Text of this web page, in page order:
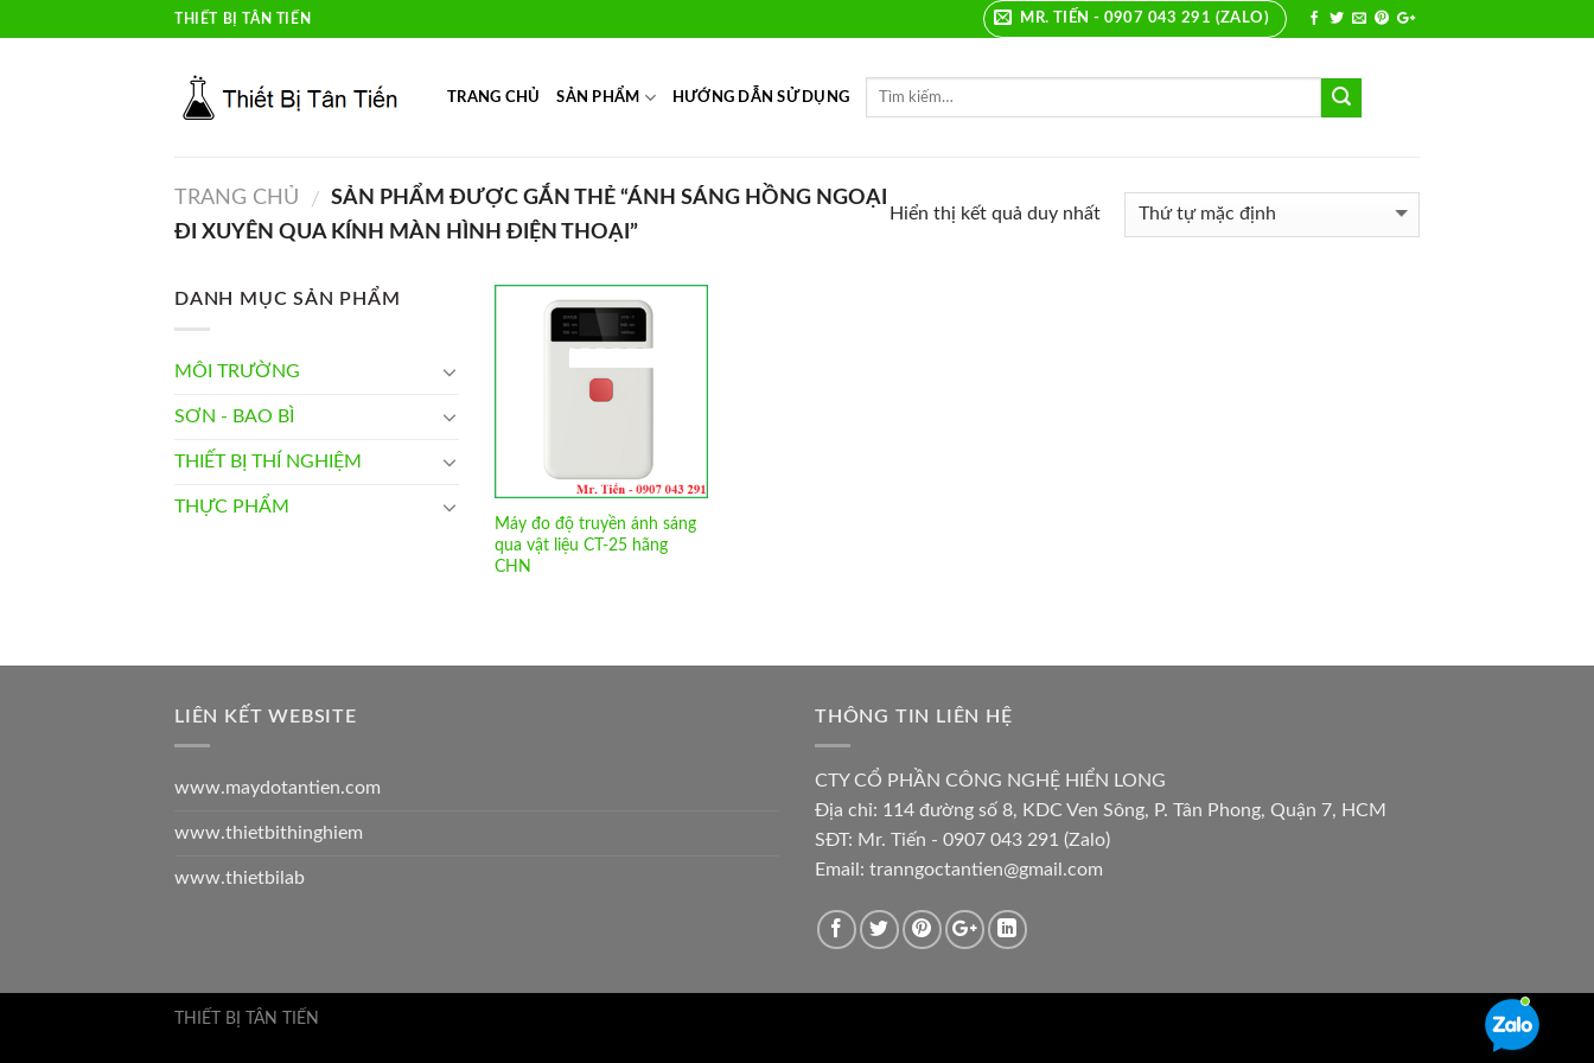
to
THIẾT BỊ TÂN TIẾN MR. TIẾN - 0907 043 291 (ZALO)
TRANG CHỦ SẢN PHẨM HƯỚNG DẪN SỬ DỤNG
TRANG CHỦ / SẢN PHẨM ĐƯỢC GẮN THẺ “ÁNH SÁNG HỒNG NGOẠI
ĐI XUYÊN QUA KÍNH MÀN HÌNH ĐIỆN THOẠI”
Hiển thị kết quả duy nhất
DANH MỤC SẢN PHẨM
MÔI TRƯỜNG
SƠN - BAO BÌ
THIẾT BỊ THÍ NGHIỆM
THỰC PHẨM
Add to
Wishlist
Máy đo độ truyền ánh sáng
qua vật liệu CT-25 hãng
CHN
LIÊN KẾT WEBSITE
www.maydotantien.com
www.thietbithinghiem
www.thietbilab
THÔNG TIN LIÊN HỆ
CTY CỔ PHẦN CÔNG NGHỆ HIỂN LONG
Địa chỉ: 114 đường số 8, KDC Ven Sông, P. Tân Phong, Quận 7, HCM
SĐT: Mr. Tiến - 0907 043 291 (Zalo)
Email: tranngoctantien@gmail.com
THIẾT BỊ TÂN TIẾN